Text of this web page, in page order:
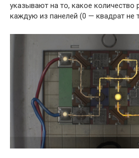
указывают на то, какое количество
каждую из панелей (0 — квадрат не